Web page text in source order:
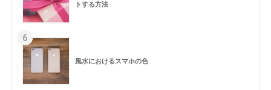
トする方法
6
風水におけるスマホの色